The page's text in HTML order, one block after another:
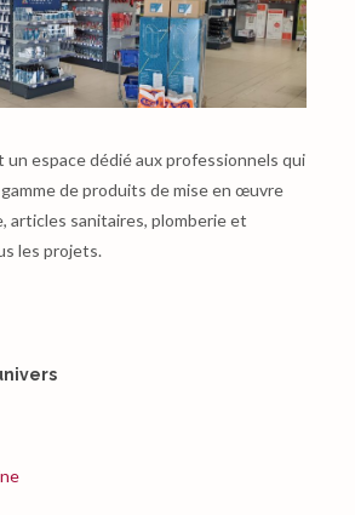
un espace dédié aux professionnels qui
de produits de mise en œuvre
articles sanitaires, plomberie et
les projets.